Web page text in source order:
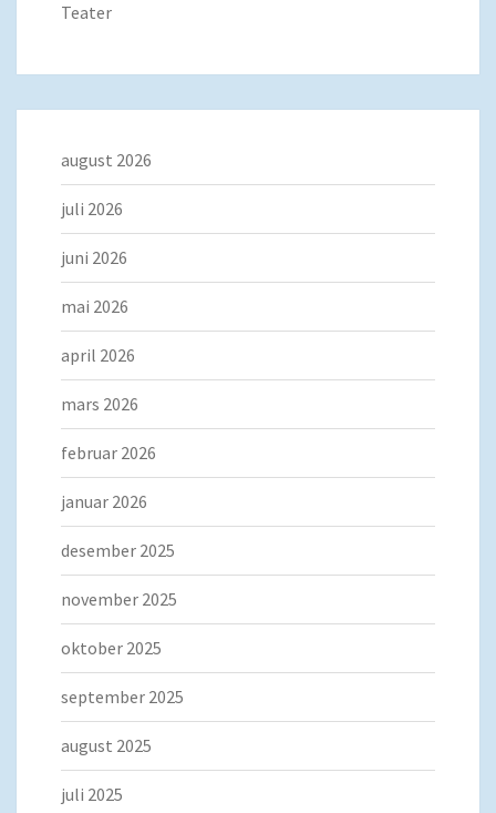
Teater
august 2026
juli 2026
juni 2026
mai 2026
april 2026
mars 2026
februar 2026
januar 2026
desember 2025
november 2025
oktober 2025
september 2025
august 2025
juli 2025